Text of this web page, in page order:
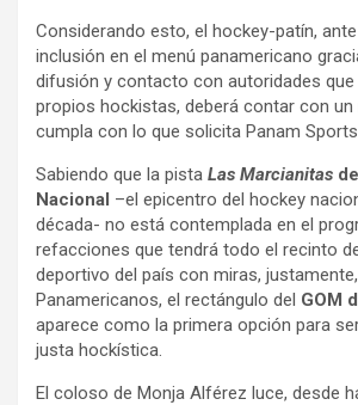
Considerando esto, el hockey-patín,
inclusión en el menú panamericano
difusión y contacto con autoridades que
propios hockistas, deberá contar con un
cumpla con lo que solicita Panam Sports.
Sabiendo que la pista Las Marcianitas
Nacional –el epicentro del hockey
década- no está contemplada en el
refacciones que tendrá todo el recinto
deportivo del país con miras,
Panamericanos, el rectángulo del GOM
aparece como la primera opción para
justa hockística.
El coloso de Monja Alférez luce, desde